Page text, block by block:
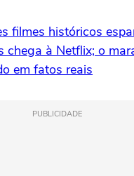
filmes históricos
chega à Netflix; o
em fatos reais
PUBLICIDADE